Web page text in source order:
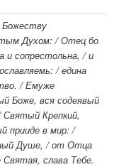
Духом: / Отец бо
и сопрестольна, / и
/ едина
/ Емуже
Боже, вся содеявый
Крепкий,
прииде в мир: /
Душе, / от Отца
Святая, слава Тебе.